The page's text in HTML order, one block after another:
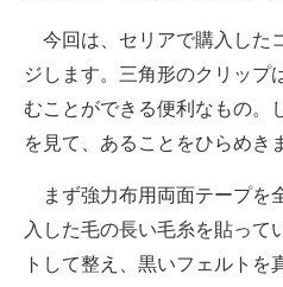
今回は、セリアで購入した
ジします。三角形のクリップ
むことができる便利なもの。
を見て、あることをひらめき
まず強力布用両面テープを
入した毛の長い毛糸を貼って
トして整え、黒いフェルトを